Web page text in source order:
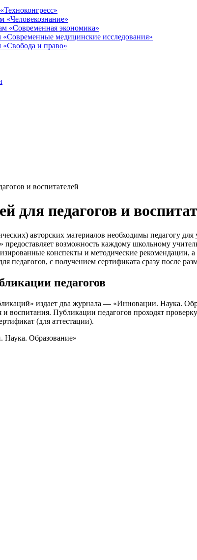
«Человекознание»
«Современная экономика»
медицинские исследования»
и право»
и воспитателей
для педагогов и
авторских материалов необходимы педагогу
возможность каждому школьному
конспекты и методические рекомендации,
педагогов, с получением сертификата сразу после
педагогов
издает два журнала — «Инновации. Наука.
и воспитания. Публикации педагогов проходят
(для аттестации).
Образование»